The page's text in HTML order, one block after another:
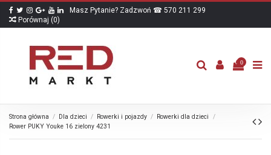
Masz Pytanie? Zadzwoń ☎ 570 211 299
Porównaj (0)
0
Strona główna Dla dzieci Rowerki i pojazdy
Rowerki dla dzieci
Rower PUKY Youke 16 zielony 4231